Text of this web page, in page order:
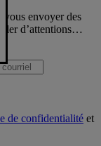
vous envoyer des
d’attentions…
de confidentialité et